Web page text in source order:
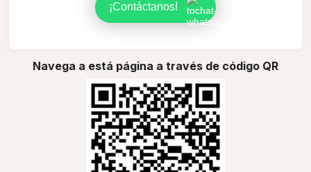
¡Contáctanos!
Navega a está página a través de código QR